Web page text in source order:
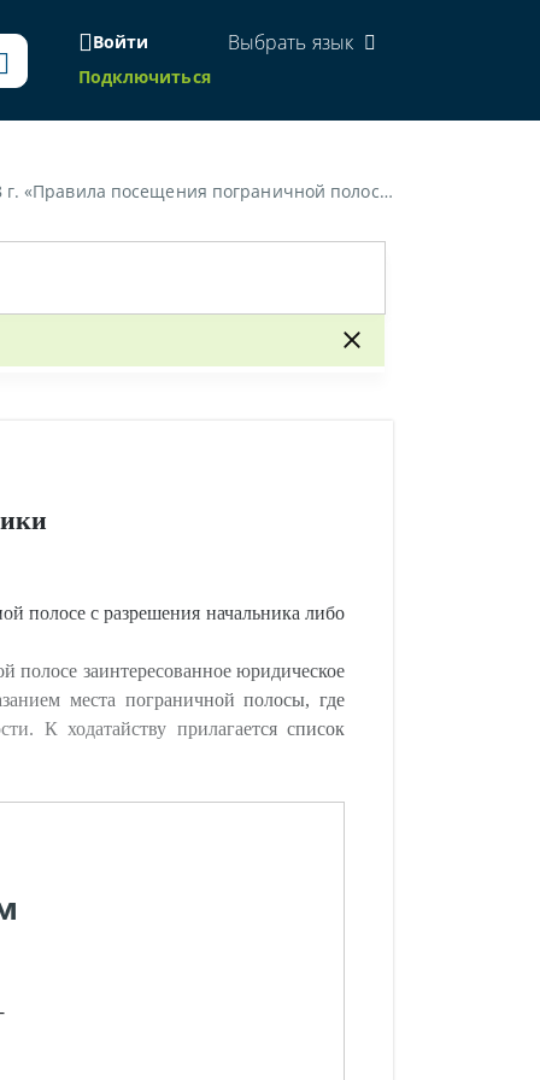
Войти
Подключиться
Выбрать язык
полосы для юридических лиц Республики Беларусь»
полосе с разрешения начальника либо
полосе заинтересованное юридическое
места пограничной полосы, где
К ходатайству прилагается список